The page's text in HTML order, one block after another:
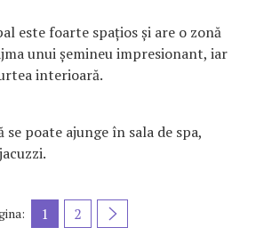
este foarte spațios și are o zonă
unui șemineu impresionant, iar
interioară.
se poate ajunge în sala de spa,
1 2